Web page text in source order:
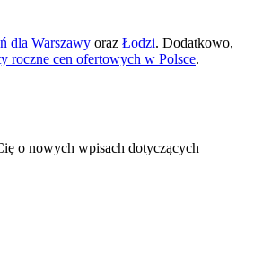
dla Warszawy oraz Łodzi. Dodatkowo,
roczne cen ofertowych w Polsce.
o nowych wpisach dotyczących